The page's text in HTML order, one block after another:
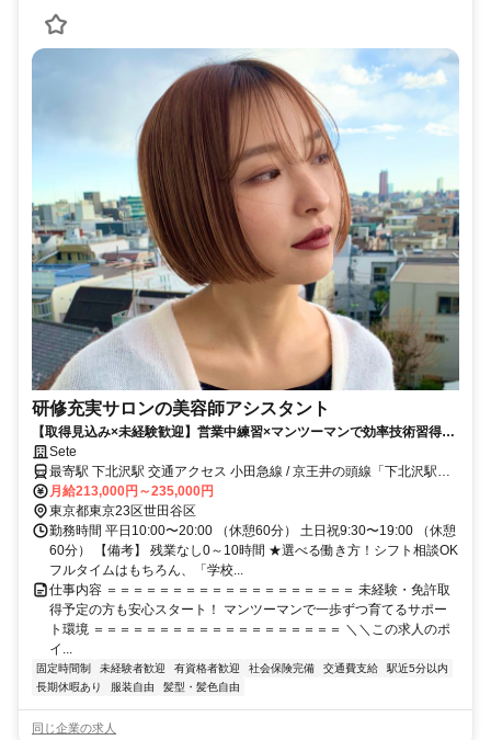
研修充実サロンの美容師アシスタント
【取得見込み×未経験歓迎】営業中練習×マンツーマンで効率技術習得／
週休2日制×残業ほぼなし
Sete
最寄駅 下北沢駅 交通アクセス 小田急線 / 京王井の頭線「下北沢駅」
から徒歩1分
月給213,000円～235,000円
東京都東京23区世田谷区
勤務時間 平日10:00〜20:00 （休憩60分） 土日祝9:30〜19:00 （休憩
60分） 【備考】 残業なし0～10時間 ★選べる働き方！シフト相談OK
フルタイムはもちろん、「学校...
仕事内容 ＝＝＝＝＝＝＝＝＝＝＝＝＝＝＝＝＝＝＝ 未経験・免許取
得予定の方も安心スタート！ マンツーマンで一歩ずつ育てるサポー
ト環境 ＝＝＝＝＝＝＝＝＝＝＝＝＝＝＝＝＝＝＝ ＼＼この求人のポ
イ...
固定時間制 未経験者歓迎 有資格者歓迎 社会保険完備 交通費支給
駅近5分以内
長期休暇あり
服装自由 髪型・髪色自由
同じ企業の求人